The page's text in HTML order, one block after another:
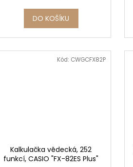
DO KOŠÍKU
Kalkulačka vědecká, 252
funkcí, CASIO "FX-82ES Plus"
Kód: CWGCFX82P